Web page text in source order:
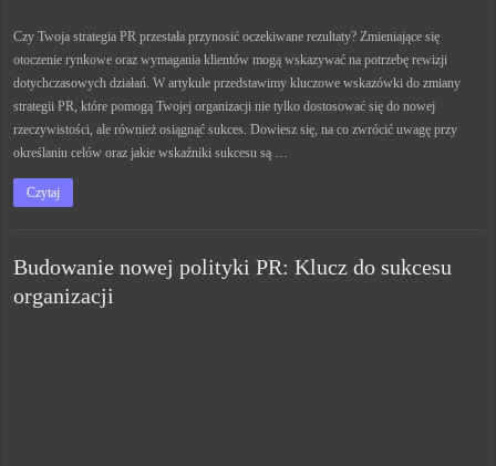
Czy Twoja strategia PR przestała przynosić oczekiwane rezultaty? Zmieniające się
otoczenie rynkowe oraz wymagania klientów mogą wskazywać na potrzebę rewizji
dotychczasowych działań. W artykule przedstawimy kluczowe wskazówki do zmiany
strategii PR, które pomogą Twojej organizacji nie tylko dostosować się do nowej
rzeczywistości, ale również osiągnąć sukces. Dowiesz się, na co zwrócić uwagę przy
określaniu celów oraz jakie wskaźniki sukcesu są …
Czytaj
Budowanie nowej polityki PR: Klucz do sukcesu
organizacji